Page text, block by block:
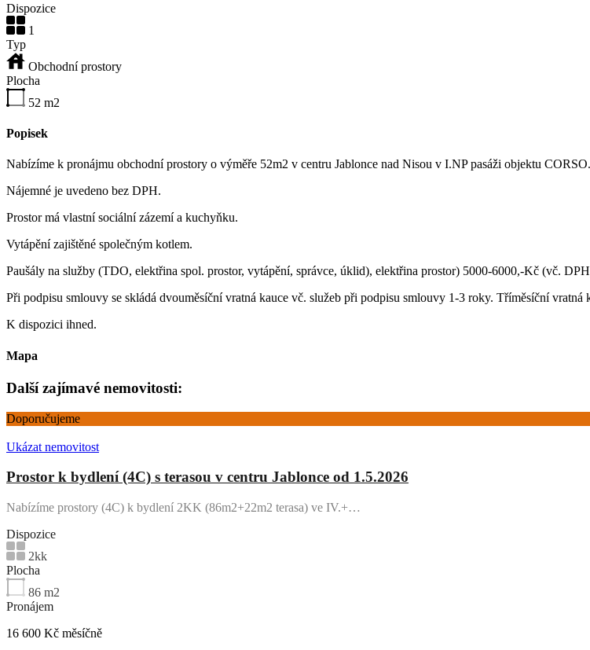
Dispozice
1
Typ
Obchodní prostory
Plocha
52 m2
Popisek
Nabízíme k pronájmu obchodní prostory o výměře 52m2 v centru Jablonce nad Nisou v I.NP pasáži objektu
Nájemné je uvedeno bez DPH.
Prostor má vlastní sociální zázemí a kuchyňku.
Vytápění zajištěné společným kotlem.
Paušály na služby (TDO, elektřina spol. prostor, vytápění, správce, úklid), elektřina prostor) 5000-6000,-Kč (vč.
Při podpisu smlouvy se skládá dvouměsíční vratná kauce vč. služeb při podpisu smlouvy 1-3 roky. Tříměsíční
K dispozici ihned.
Mapa
Další zajímavé nemovitosti:
Doporučujeme
Ukázat nemovitost
Prostor k bydlení (4C) s terasou v centru Jablonce od 1.5.2026
Nabízíme prostory (4C) k bydlení 2KK (86m2+22m2 terasa) ve IV.+…
Dispozice
2kk
Plocha
86 m2
Pronájem
16 600 Kč měsíčně